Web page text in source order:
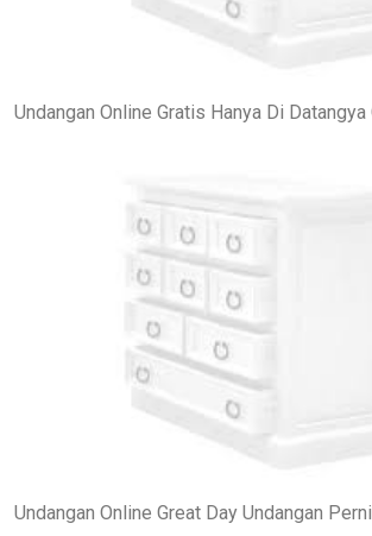
Undangan Online Gratis Hanya Di Datangya
Undangan Online Great Day Undangan